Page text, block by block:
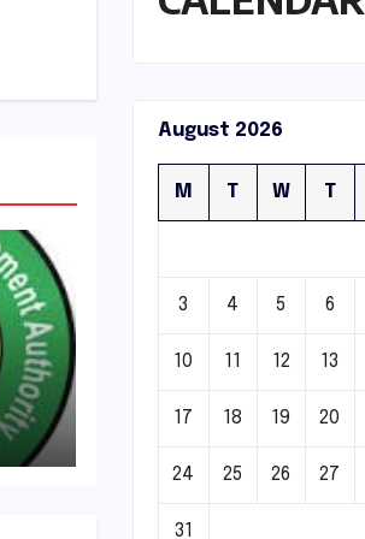
August 2026
M T W T
3 4 5 6
10 11 12 13
17 18 19 20
24 25 26 27
31